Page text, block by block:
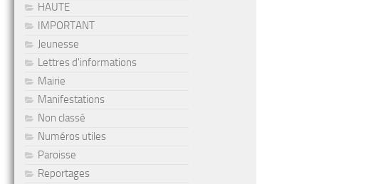
HAUTE
IMPORTANT
Jeunesse
Lettres d'informations
Mairie
Manifestations
Non classé
Numéros utiles
Paroisse
Reportages